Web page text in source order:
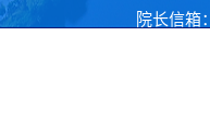
院长信箱